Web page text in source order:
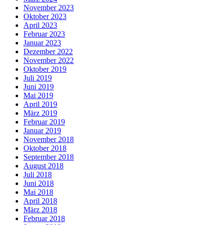
November 2023
Oktober 2023
April 2023
Februar 2023
Januar 2023
Dezember 2022
November 2022
Oktober 2019
Juli 2019
Juni 2019
Mai 2019
April 2019
März 2019
Februar 2019
Januar 2019
November 2018
Oktober 2018
September 2018
August 2018
Juli 2018
Juni 2018
Mai 2018
April 2018
März 2018
Februar 2018